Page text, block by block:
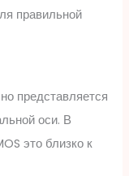
правильной
представляется
оси. В
это близко к